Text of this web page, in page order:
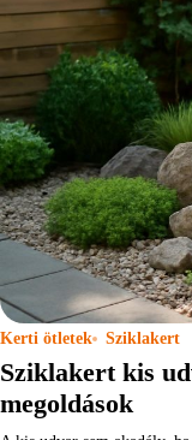
Kerti ötletek Sziklakert
Sziklakert kis
megoldások